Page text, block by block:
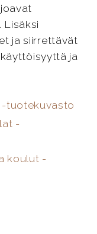
Lisäksi
ja siirrettävät
ja
-tuotekuvasto
-
koulut -